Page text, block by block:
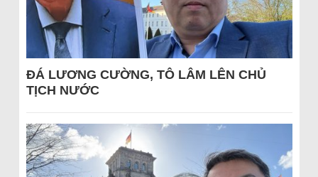
ĐÁ LƯƠNG CƯỜNG, TÔ LÂM LÊN CHỦ
TỊCH NƯỚC